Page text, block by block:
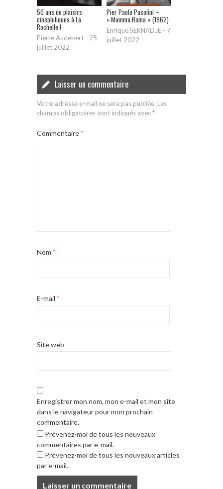
50 ans de plaisirs
cinéphiliques à La
Rochelle !
Pierre Audebert - 25
juillet 2022
Pier Paolo Pasolini –
« Mamma Roma » (1962)
Enrique SEKNADJE - 7
juillet 2022
Laisser un commentaire
Votre adresse e-mail ne sera pas publiée. Les
champs obligatoires sont indiqués avec*
Commentaire*
Nom *
E-mail *
Site web
Enregistrer mon nom, mon e-mail et mon site
dans le navigateur pour mon prochain
commentaire.
Prévenez-moi de tous les nouveaux
commentaires par e-mail.
Prévenez-moi de tous les nouveaux articles
par e-mail.